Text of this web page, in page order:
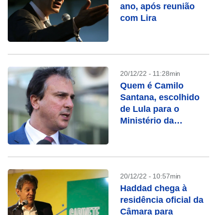
ano, após reunião
com Lira
20/12/22 - 11:28min
Quem é Camilo
Santana, escolhido
de Lula para o
Ministério da
20/12/22 - 10:57min
Haddad chega à
residência oficial da
Câmara para